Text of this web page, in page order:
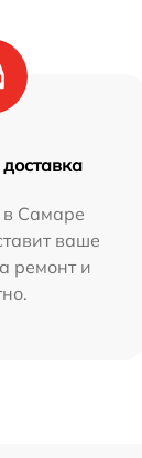
Самаре
ваше
ремонт и